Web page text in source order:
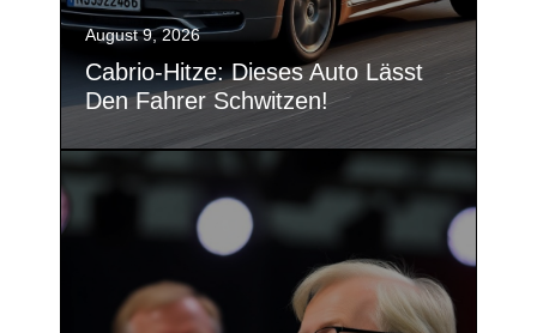
August 9, 2026
Cabrio-Hitze: Dieses Auto Lässt
Den Fahrer Schwitzen!